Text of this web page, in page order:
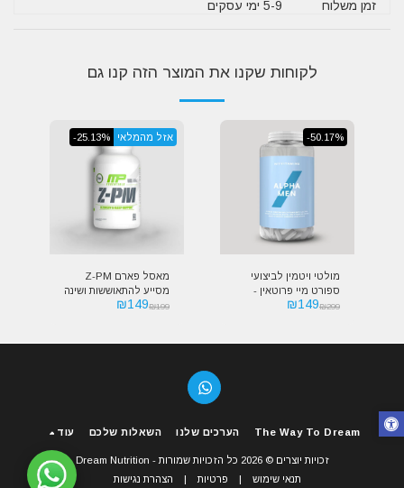
זמן משלוח
5-9 ימי עסקים
לקוחות שקנו את המוצר הזה קנו גם
-50.17%
מולטי ויטמין לביצועי
ספורט מיי פרוטאין -
MyProtein Alpha Men
₪299
₪149
אזל מהמלאי -25.13%
מאסל פארם Z-PM
מסייע להתאוששות ושינה
בריאה | MusclePharm
₪199
₪149
The Way To Dream הערכים שלנו השאלות שלכם עוד
זכויות יוצרים © 2026 כל הזכויות שמורות -
Dream Nutrition
תנאי שימוש | פרטיות | הצהרת נגישות